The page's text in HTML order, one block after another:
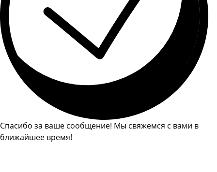
Спасибо за ваше сообщение! Мы свяжемся с вами в
ближайшее время!